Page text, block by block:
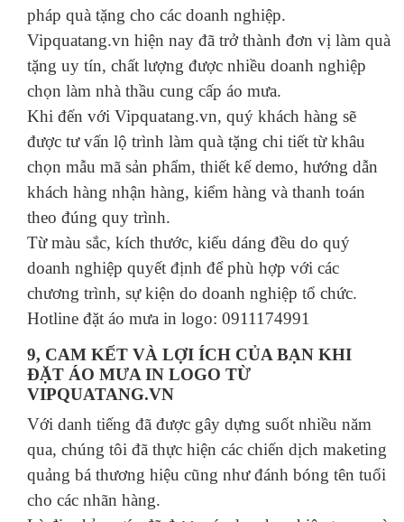
pháp quà tặng cho các doanh nghiệp.
Vipquatang.vn hiện nay đã trở thành đơn vị làm quà
tặng uy tín, chất lượng được nhiều doanh nghiệp
chọn làm nhà thầu cung cấp áo mưa.
Khi đến với Vipquatang.vn, quý khách hàng sẽ
được tư vấn lộ trình làm quà tặng chi tiết từ khâu
chọn mẫu mã sản phẩm, thiết kế demo, hướng dẫn
khách hàng nhận hàng, kiểm hàng và thanh toán
theo đúng quy trình.
Từ màu sắc, kích thước, kiểu dáng đều do quý
doanh nghiệp quyết định để phù hợp với các
chương trình, sự kiện do doanh nghiệp tổ chức.
Hotline đặt áo mưa in logo: 0911174991
9, CAM KẾT VÀ LỢI ÍCH CỦA BẠN KHI
ĐẶT ÁO MƯA IN LOGO TỪ
VIPQUATANG.VN
Với danh tiếng đã được gây dựng suốt nhiều năm
qua, chúng tôi đã thực hiện các chiến dịch maketing
quảng bá thương hiệu cũng như đánh bóng tên tuổi
cho các nhãn hàng.